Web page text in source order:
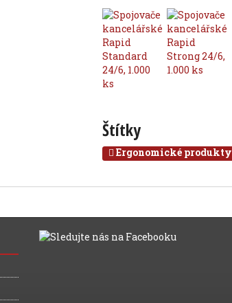
Štítky
Ergonomické produkty